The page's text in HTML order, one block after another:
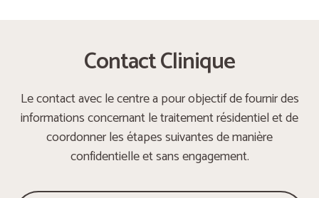
Contact Clinique
Le contact avec le centre a pour objectif de fournir des
informations concernant le traitement résidentiel et de
coordonner les étapes suivantes de manière
confidentielle et sans engagement.